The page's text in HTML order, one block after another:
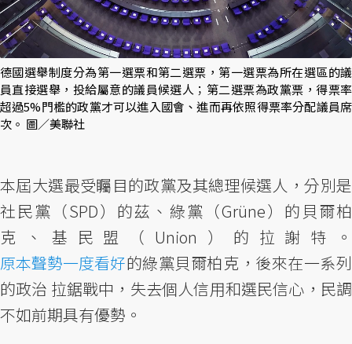
德國選舉制度分為第一選票和第二選票，第一選票為所在選區的議
員直接選舉，投給屬意的議員候選人；第二選票為政黨票，得票率
超過5%門檻的政黨才可以進入國會、進而再依照得票率分配議員席
次。 圖／美聯社
本屆大選最受矚目的政黨及其總理候選人，分別是
社民黨（SPD）的茲、綠黨（Grüne）的貝爾柏
克、基民盟（Union）的拉謝特。
原本聲勢一度看好的綠黨貝爾柏克，後來在一系列
的政治 拉鋸戰中，失去個人信用和選民信心，民調
不如前期具有優勢。